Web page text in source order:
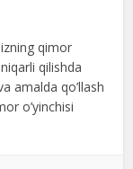
qimor
qilishda
amalda qo’llash
o’yinchisi